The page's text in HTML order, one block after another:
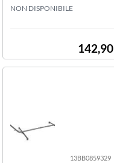
oia G966G PON
NON DISPONIBILE
142,90
13BB0859329